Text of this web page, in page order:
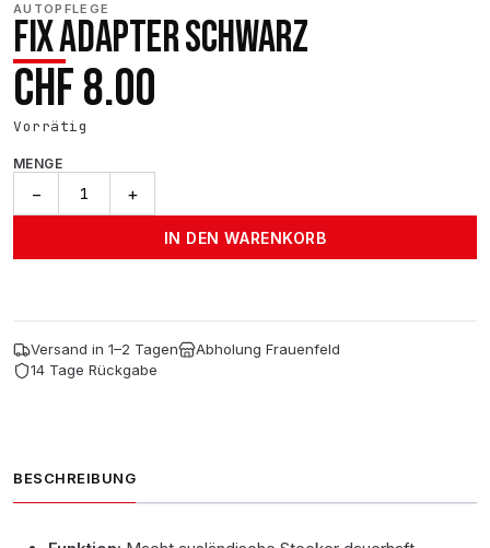
AUTOPFLEGE
FIX ADAPTER SCHWARZ
CHF8.00
Vorrätig
MENGE
− +
IN DEN WARENKORB
Versand in 1–2 Tagen
Abholung Frauenfeld
14 Tage Rückgabe
BESCHREIBUNG